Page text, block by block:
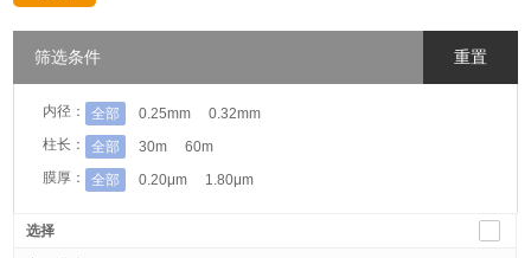
筛选条件 重置
内径： 全部 0.25mm
0.32mm
柱长：
全部 30m
60m
膜厚：
全部 0.20μm 1.80μm